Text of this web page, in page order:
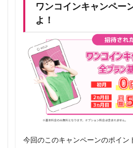
ワンコインキャンペー
よ！
今回のこのキャンペーンのポイン